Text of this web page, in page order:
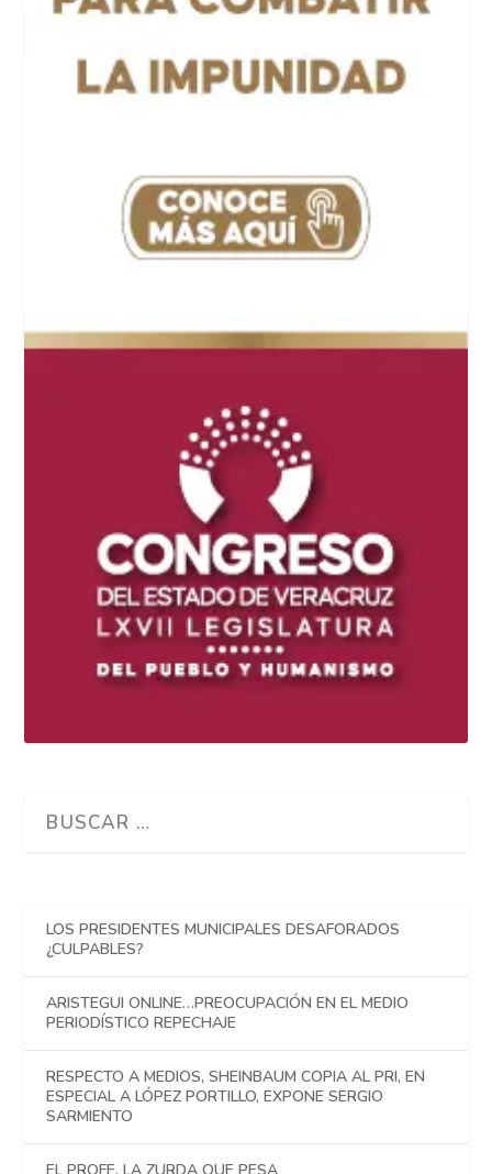
LOS PRESIDENTES MUNICIPALES DESAFORADOS
¿CULPABLES?
ARISTEGUI ONLINE…PREOCUPACIÓN EN EL MEDIO
PERIODÍSTICO REPECHAJE
RESPECTO A MEDIOS, SHEINBAUM COPIA AL PRI, EN
ESPECIAL A LÓPEZ PORTILLO, EXPONE SERGIO
SARMIENTO
EL PROFE. LA ZURDA QUE PESA